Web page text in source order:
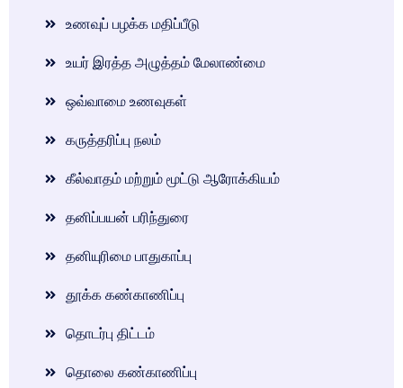
உணவுப் பழக்க மதிப்பீடு
உயர் இரத்த அழுத்தம் மேலாண்மை
ஒவ்வாமை உணவுகள்
கருத்தரிப்பு நலம்
கீல்வாதம் மற்றும் மூட்டு ஆரோக்கியம்
தனிப்பயன் பரிந்துரை
தனியுரிமை பாதுகாப்பு
தூக்க கண்காணிப்பு
தொடர்பு திட்டம்
தொலை கண்காணிப்பு